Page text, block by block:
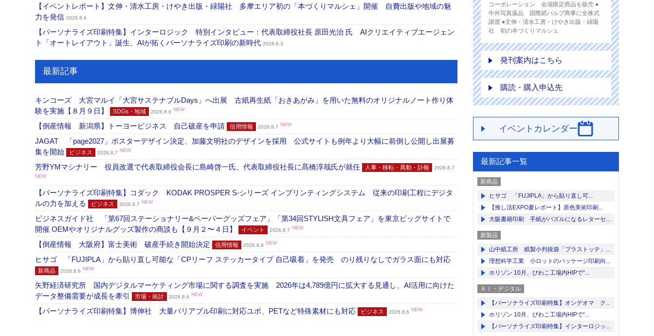
【イベントレポート】文伸・清水工房・けやき出版・緑陽社 多摩エリア初の「本づくりマルシェ」開催 自費出版や地域の魅
力を発信 2026.8.4
【パーソナライズ印刷特集】インターロジック 特別インタビュー：代表取締役社長 原田光治 氏 AIクリエイティブエージェン
ト「オートレイアウト」誕生、AIが拓くパーソナライズ印刷の新時代 2026.8.3
最新記事
キンコーズ 大宮マルイ「大宮サステナブルDays」へ出展 古紙再生紙「おきあがみ」を用いた無料のオリジナルノート作り体
験を実施【８月９日】
SDGs・地域 2026.8.8 NEW
【倒産情報 新潟県】トーヨービジネス 自己破産を申請 信用情報 2026.8.7 NEW
JAGAT 「page2027」ポスターデザイン決定、加藤文明社のデザインを採用 公式サイトも例年より大幅に前倒し公開し出展募
集を開始
ビジネス 2026.8.7 NEW
芳野YMマシナリー 役員改選で代表取締役会長に島崎啓一氏、代表取締役社長に髙橋淳哉氏が就任 人事・移転・異動・訃報
2026.8.7
NEW
【パーソナライズ印刷特集】コダック KODAK PROSPER S-シリーズ インプリンティングシステム 従来の印刷工程にデジタ
ルの力を加える
ビジネス 2026.8.7 NEW
ビジネスガイド社 「第67回ステーショナリー&ペーパーグッズフェア」「第34回STYLISH文具フェア」を東京ビッグサイトで
開催 OEMやオリジナルグッズ製作の商談も【９月２〜４日】
イベント 2026.8.7 NEW
【倒産情報 大阪府】富士美術 破産手続き開始決定 信用情報 2026.8.6 NEW
ヒサゴ 「FUJIPLA」から貼り直し可能な「CPリーフ ステッカータイプ 自己吸着」を発売 のり残りなしでガラス面にも対応
新商品 2026.8.6 NEW
矢野経済研究所 国内デジタルマーケティング市場に関する調査を実施 2026年は4,789億円に拡大する見通し、AI活用に向けた
データ整備需要が成長を牽引
市場・統計 2026.8.6 NEW
【パーソナライズ印刷特集】博伸社 大量バリアブル印刷に対応ユポ、PETなど特殊素材にも対応 ビジネス 2026.8.6 NEW
コーポレーション 会場限定商品を販売 ●
中外写真薬品 国際紙パルプ商事に全株式
譲渡 ●文伸・清水工房・けやき出版・緑陽
社 初の本づくりマルシェ
発刊案内はこちら
購読・購入申込先
イベントカレンダー
最新記事一覧
新商品
ヒサゴ 「FUJIPLA」から貼り直し可...
【推し活EXPO夏レポート】原色美術印刷...
大阪書籍印刷 手紙がパズルになるレターセ...
新製品
山中紙工所 紙製小判抜袋「プラストッテ」...
理想科学工業 小ロットのパッケージ印刷向...
ホリゾン 10月、びわこ工場内HIPで“...
ＡＩ・デジタル
【パーソナライズ印刷特集】オンデオマ ク...
ホリゾン 10月、びわこ工場内HIPで“...
【パーソナライズ印刷特集】インターロジッ...